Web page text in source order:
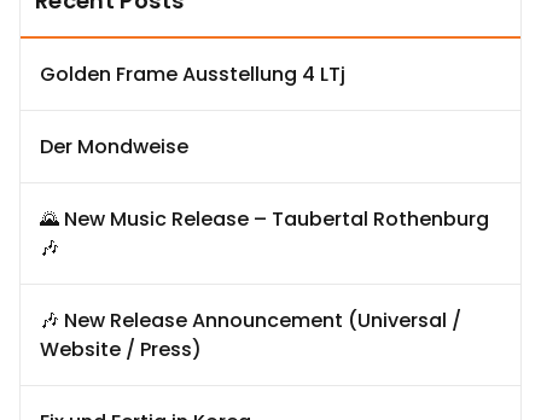
Golden Frame Ausstellung 4 LTj
Der Mondweise
🌄 New Music Release – Taubertal Rothenburg
🎶
🎶 New Release Announcement (Universal /
Website / Press)